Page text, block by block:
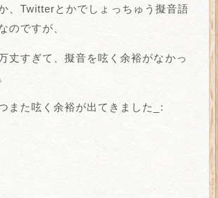
、Twitterとかでしょっちゅう擬音語
のですが、
丈すぎて、擬音を呟く余裕がなかっ
また呟く余裕が出てきました_: